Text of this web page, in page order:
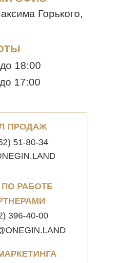
ПРОДАЖ
51-80-34
РАБОТЕ
396-40-00
Горького,
18:00
17:00